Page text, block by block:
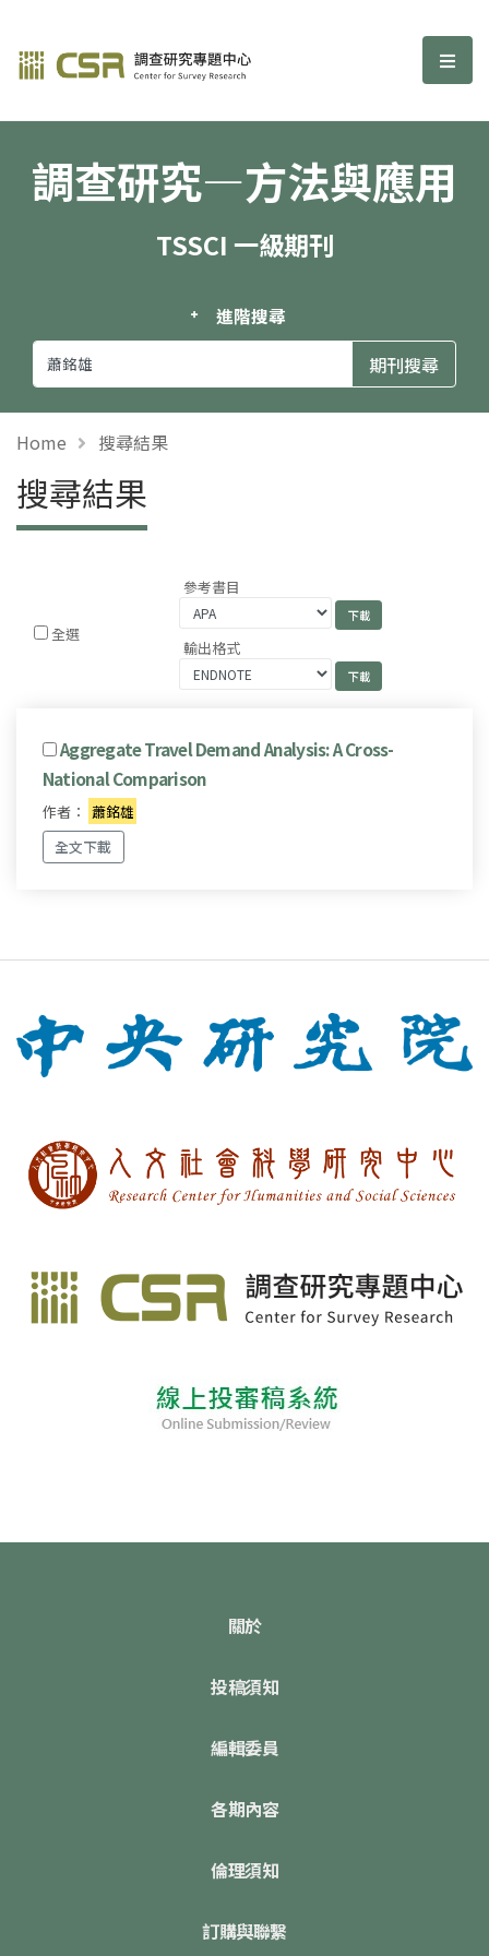
調查研究—方法與應用期刊 選
調查研究—方法與應用
TSSCI 一級期刊
進階搜尋
Home 搜尋結果
搜尋結果
全選
參考書目
輸出格式
Aggregate Travel Demand Analysis: A Cross-
National Comparison
作者： 蕭銘雄
全文下載
關於
投稿須知
編輯委員
各期內容
倫理須知
訂購與聯繫